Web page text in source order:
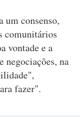
um consenso,
comunitários
vontade e a
negociações, na
fazer".